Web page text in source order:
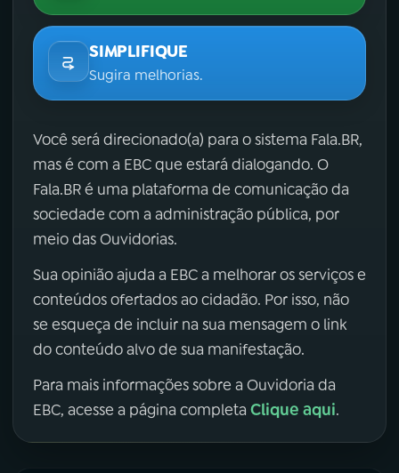
SIMPLIFIQUE
Sugira melhorias.
Você será direcionado(a) para o sistema Fala.BR,
mas é com a EBC que estará dialogando. O
Fala.BR é uma plataforma de comunicação da
sociedade com a administração pública, por
meio das Ouvidorias.
Sua opinião ajuda a EBC a melhorar os serviços e
conteúdos ofertados ao cidadão. Por isso, não
se esqueça de incluir na sua mensagem o link
do conteúdo alvo de sua manifestação.
Para mais informações sobre a Ouvidoria da
EBC, acesse a página completa Clique aqui.